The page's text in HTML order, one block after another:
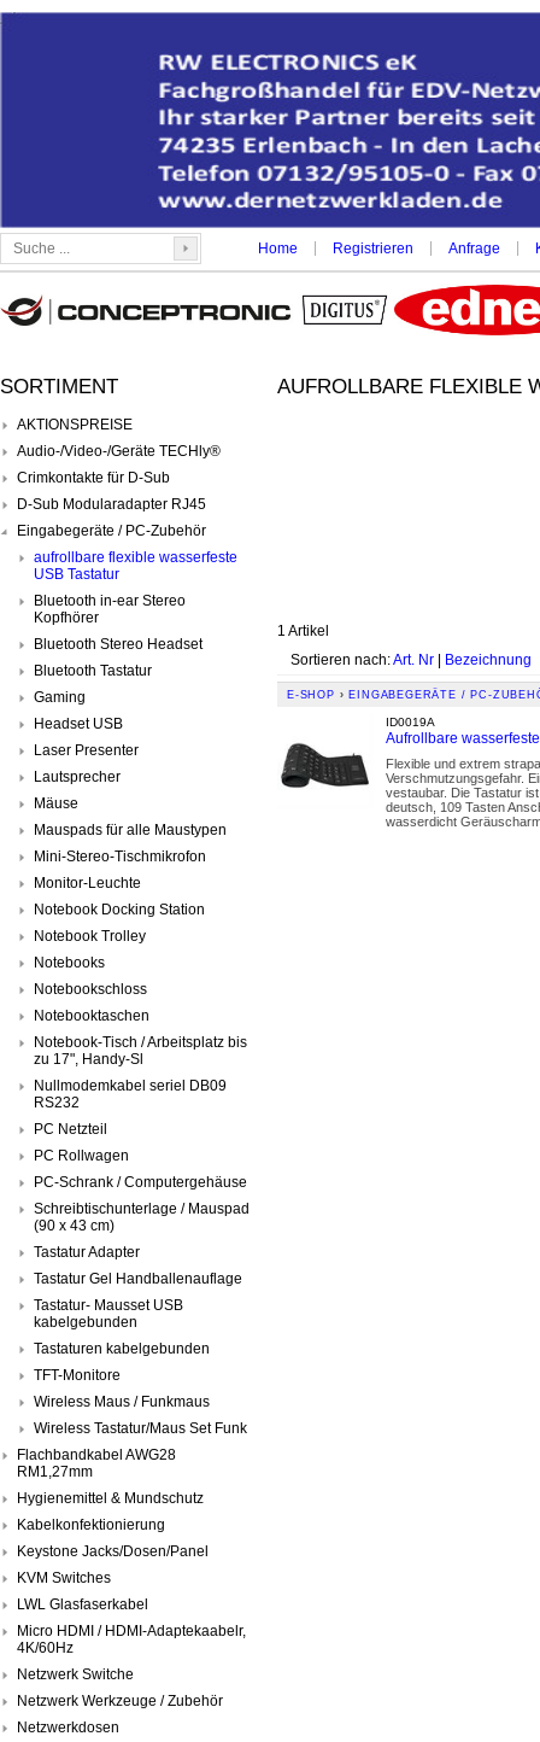
Home Registrieren Anfrage
SORTIMENT
AKTIONSPREISE
Audio-/Video-/Geräte TECHly®
Crimkontakte für D-Sub
D-Sub Modularadapter RJ45
Eingabegeräte / PC-Zubehör
aufrollbare flexible wasserfeste
USB Tastatur
Bluetooth in-ear Stereo
Kopfhörer
Bluetooth Stereo Headset
Bluetooth Tastatur
Gaming
Headset USB
Laser Presenter
Lautsprecher
Mäuse
Mauspads für alle Maustypen
Mini-Stereo-Tischmikrofon
Monitor-Leuchte
Notebook Docking Station
Notebook Trolley
Notebooks
Notebookschloss
Notebooktaschen
Notebook-Tisch / Arbeitsplatz bis
zu 17", Handy-Sl
Nullmodemkabel seriel DB09
RS232
PC Netzteil
PC Rollwagen
PC-Schrank / Computergehäuse
Schreibtischunterlage / Mauspad
(90 x 43 cm)
Tastatur Adapter
Tastatur Gel Handballenauflage
Tastatur- Mausset USB
kabelgebunden
Tastaturen kabelgebunden
TFT-Monitore
Wireless Maus / Funkmaus
Wireless Tastatur/Maus Set Funk
Flachbandkabel AWG28
RM1,27mm
Hygienemittel & Mundschutz
Kabelkonfektionierung
Keystone Jacks/Dosen/Panel
KVM Switches
LWL Glasfaserkabel
Micro HDMI / HDMI-Adaptekaabelr,
4K/60Hz
Netzwerk Switche
Netzwerk Werkzeuge / Zubehör
Netzwerkdosen
AUFROLLBARE FLEXIBLE
1 Artikel
Sortieren nach:Art. Nr | Bezeichnung
E-SHOP › EINGABEGERÄTE / PC-
ID0019A
Aufrollbare
Flexible und extrem
Verschmutzungsgefahr.
vestaubar. Die Tastatur
deutsch, 109 Tasten
wasserdicht